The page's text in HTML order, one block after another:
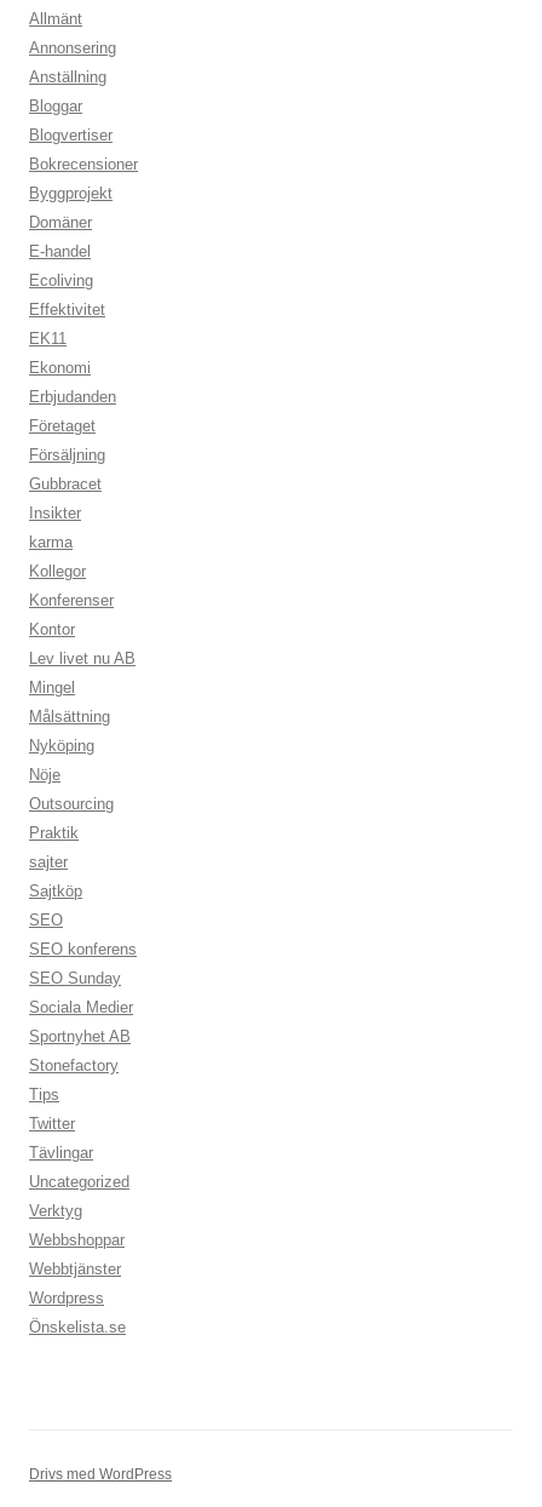
Allmänt
Annonsering
Anställning
Bloggar
Blogvertiser
Bokrecensioner
Byggprojekt
Domäner
E-handel
Ecoliving
Effektivitet
EK11
Ekonomi
Erbjudanden
Företaget
Försäljning
Gubbracet
Insikter
karma
Kollegor
Konferenser
Kontor
Lev livet nu AB
Mingel
Målsättning
Nyköping
Nöje
Outsourcing
Praktik
sajter
Sajtköp
SEO
SEO konferens
SEO Sunday
Sociala Medier
Sportnyhet AB
Stonefactory
Tips
Twitter
Tävlingar
Uncategorized
Verktyg
Webbshoppar
Webbtjänster
Wordpress
Önskelista.se
Drivs med WordPress